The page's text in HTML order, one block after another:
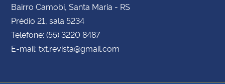
Bairro Camobi, Santa Maria - RS
Prédio 21, sala 5234
Telefone: (55) 3220 8487
E-mail: txt.revista@gmail.com